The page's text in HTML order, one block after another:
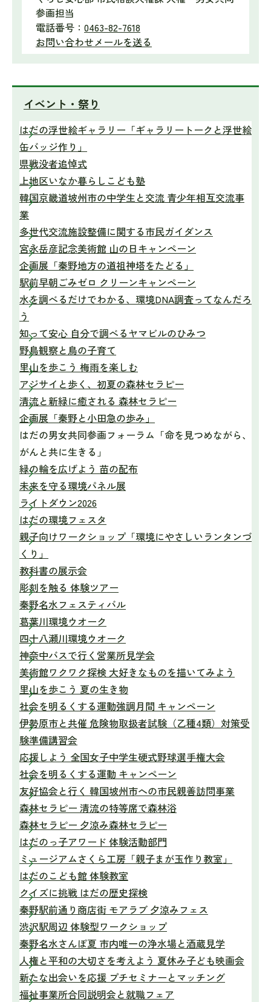
参画担当
電話番号： 0463-82-7618
お問い合わせメールを送る
イベント・祭り
はだの浮世絵ギャラリー「ギャラリートークと浮世絵
缶バッジ作り」
県戦没者追悼式
上地区いなか暮らしこども塾
韓国京畿道坡州市の中学生と交流 青少年相互交流事
業
多世代交流施設整備に関する市民ガイダンス
宮永岳彦記念美術館 山の日キャンペーン
企画展「秦野地方の道祖神塔をたどる」
駅前早朝ごみゼロ クリーンキャンペーン
水を調べるだけでわかる、環境DNA調査ってなんだろ
う
知って安心 自分で調べるヤマビルのひみつ
野鳥観察と鳥の子育て
里山を歩こう 梅雨を楽しむ
アジサイと歩く、初夏の森林セラピー
清流と新緑に癒される 森林セラピー
企画展「秦野と小田急の歩み」
はだの男女共同参画フォーラム「命を見つめながら、
がんと共に生きる」
緑の輪を広げよう 苗の配布
未来を守る環境パネル展
ライトダウン2026
はだの環境フェスタ
親子向けワークショップ「環境にやさしいランタンづ
くり」
教科書の展示会
彫刻を触る 体験ツアー
秦野名水フェスティバル
葛葉川環境ウオーク
四十八瀬川環境ウオーク
神奈中バスで行く営業所見学会
美術館ワクワク探検 大好きなものを描いてみよう
里山を歩こう 夏の生き物
社会を明るくする運動強調月間 キャンペーン
伊勢原市と共催 危険物取扱者試験（乙種4類）対策受
験準備講習会
応援しよう 全国女子中学生硬式野球選手権大会
社会を明るくする運動 キャンペーン
友好協会と行く 韓国坡州市への市民親善訪問事業
森林セラピー 清流の特等席で森林浴
森林セラピー 夕涼み森林セラピー
はだのっ子アワード 体験活動部門
ミュージアムさくら工房「親子まが玉作り教室」
はだのこども館 体験教室
クイズに挑戦 はだの歴史探検
秦野駅前通り商店街 モアラブ 夕涼みフェス
渋沢駅周辺 体験型ワークショップ
秦野名水さんぽ夏 市内唯一の浄水場と酒蔵見学
人権と平和の大切さを考えよう 夏休み子ども映画会
新たな出会いを応援 プチセミナーとマッチング
福祉事業所合同説明会と就職フェア